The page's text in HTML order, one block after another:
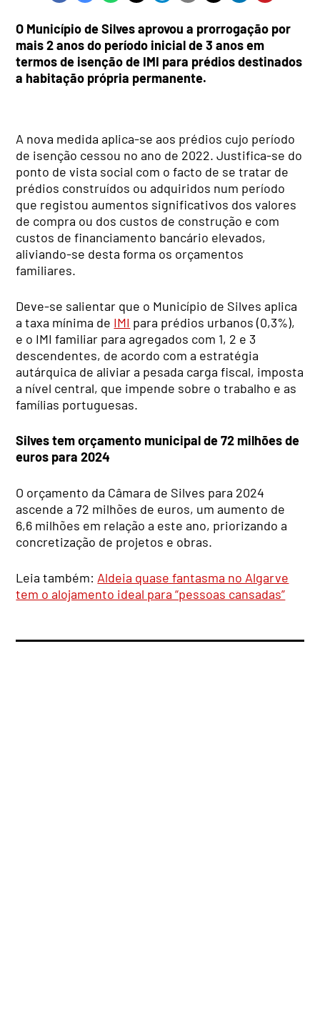
O Município de Silves aprovou a prorrogação por
mais 2 anos do período inicial de 3 anos em
termos de isenção de IMI para prédios destinados
a habitação própria permanente.
A nova medida aplica-se aos prédios cujo período
de isenção cessou no ano de 2022. Justifica-se do
ponto de vista social com o facto de se tratar de
prédios construídos ou adquiridos num período
que registou aumentos significativos dos valores
de compra ou dos custos de construção e com
custos de financiamento bancário elevados,
aliviando-se desta forma os orçamentos
familiares.
Deve-se salientar que o Município de Silves aplica
a taxa mínima de IMI para prédios urbanos (0,3%),
e o IMI familiar para agregados com 1, 2 e 3
descendentes, de acordo com a estratégia
autárquica de aliviar a pesada carga fiscal, imposta
a nível central, que impende sobre o trabalho e as
famílias portuguesas.
Silves tem orçamento municipal de 72 milhões de
euros para 2024
O orçamento da Câmara de Silves para 2024
ascende a 72 milhões de euros, um aumento de
6,6 milhões em relação a este ano, priorizando a
concretização de projetos e obras.
Leia também:Aldeia quase fantasma no Algarve
tem o alojamento ideal para “pessoas cansadas”